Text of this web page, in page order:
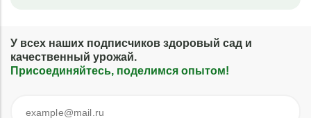
У всех наших подписчиков здоровый сад и
качественный урожай.
Присоединяйтесь, поделимся опытом!